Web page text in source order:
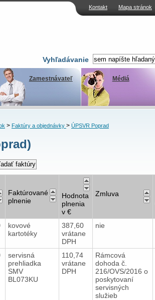
Kontakt Mapa stránok
Vyhľadávanie
Zamestnávateľ Médiá
> Faktúry a objednávky > ÚPSVR Poprad
Faktúrované
plnenie
Hodnota
plnenia
v €
Zmluva
kovové
kartotéky
387,60
vrátane
DPH
nie
servisná
prehliadka
SMV
BL073KU
110,74
vrátane
DPH
Rámcová
dohoda č.
216/OVS/2016 o
poskytovaní
servisných
služieb